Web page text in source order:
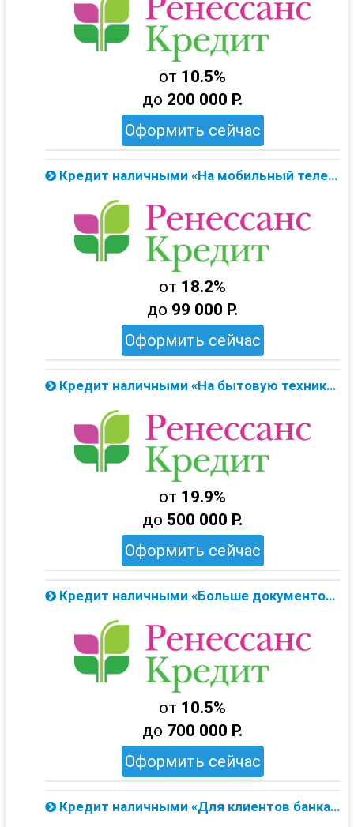
от 10.5%
до 200 000 Р.
Оформить сейчас
Кредит наличными «На мобильный телефон» до 99 тыс. от Ренессанс Банка — онлайн заявка
от 18.2%
до 99 000 Р.
Оформить сейчас
Кредит наличными «На бытовую технику» до 500 тыс. от Ренессанс Банка — онлайн заявка
от 19.9%
до 500 000 Р.
Оформить сейчас
Кредит наличными «Больше документов — ниже ставки» до 700 тыс. от Ренессанс Банка — онлайн заявка
от 10.5%
до 700 000 Р.
Оформить сейчас
Кредит наличными «Для клиентов банка» до 700 тыс. от Ренессанс Банка — онлайн заявка